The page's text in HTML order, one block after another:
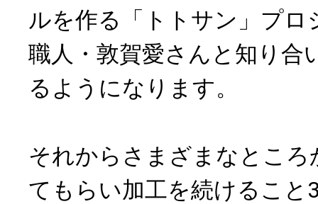
ルを作る「トトサン」プロ
職人・敦賀愛さんと知り合
るようになります。
それからさまざまなとこ
てもらい加工を続けること